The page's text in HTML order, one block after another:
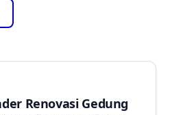
Renovasi Gedung